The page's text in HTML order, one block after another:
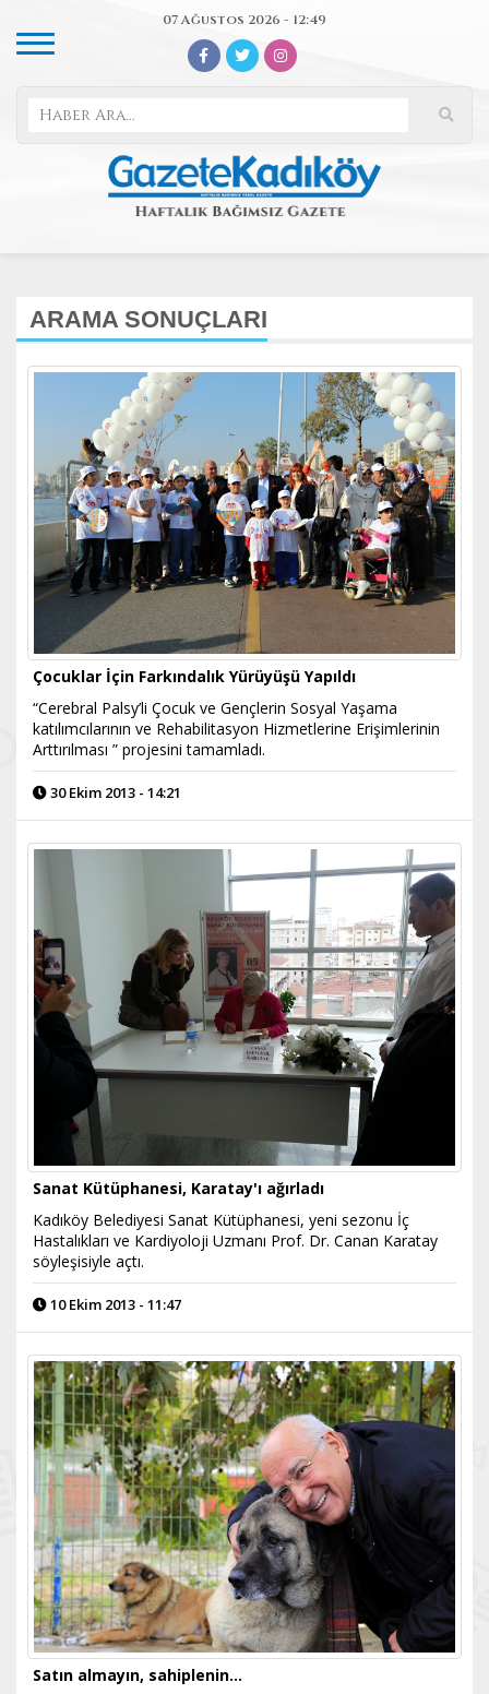
07 Ağustos 2026 - 12:49
ARAMA SONUÇLARI
Çocuklar İçin Farkındalık Yürüyüşü Yapıldı
“Cerebral Palsy’li Çocuk ve Gençlerin Sosyal Yaşama
katılımcılarının ve Rehabilitasyon Hizmetlerine Erişimlerinin
Arttırılması ” projesini tamamladı.
30 Ekim 2013 - 14:21
Sanat Kütüphanesi, Karatay'ı ağırladı
Kadıköy Belediyesi Sanat Kütüphanesi, yeni sezonu İç
Hastalıkları ve Kardiyoloji Uzmanı Prof. Dr. Canan Karatay
söyleşisiyle açtı.
10 Ekim 2013 - 11:47
Satın almayın, sahiplenin…